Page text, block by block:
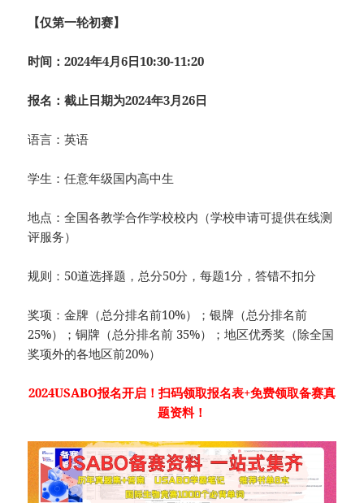
【仅第一轮初赛】
时间：2024年4月6日10:30-11:20
报名：截止日期为2024年3月26日
语言：英语
学生：任意年级国内高中生
地点：全国各教学合作学校校内（学校申请可提供在线测
评服务）
规则：50道选择题，总分50分，每题1分，答错不扣分
奖项：金牌（总分排名前10%）；银牌（总分排名前
25%）；铜牌（总分排名前 35%）；地区优秀奖（除全国
奖项外的各地区前20%）
2024USABO报名开启！扫码领取报名表+免费领取备赛真
题资料！